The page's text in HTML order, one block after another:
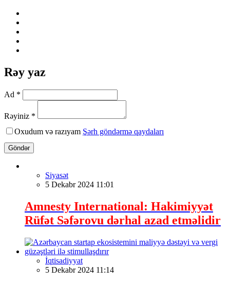
Rəy yaz
Ad *
Rəyiniz *
Oxudum və razıyam Şərh göndərmə qaydaları
Göndər
Siyasət
5 Dekabr 2024 11:01
Amnesty International: Hakimiyyət
Rüfət Səfərovu dərhal azad etməlidir
İqtisadiyyat
5 Dekabr 2024 11:14